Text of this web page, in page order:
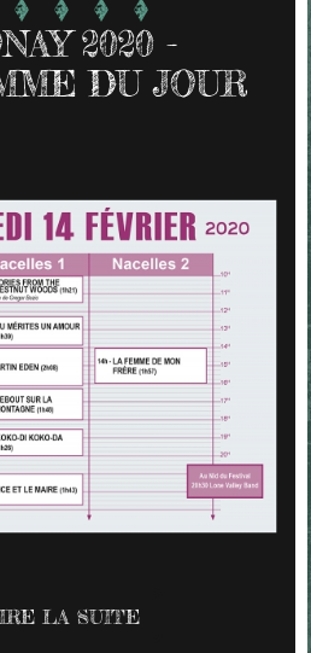
2020 -
DU JOUR
LA SUITE